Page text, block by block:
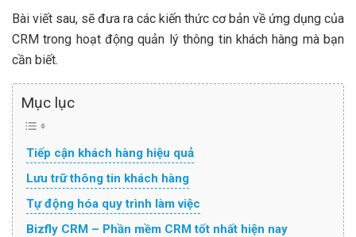
Bài viết sau, sẽ đưa ra các kiến thức cơ bản về ứng dụng của
CRM trong hoạt động quản lý thông tin khách hàng mà bạn
cần biết.
Mục lục
Tiếp cận khách hàng hiệu quả
Lưu trữ thông tin khách hàng
Tự động hóa quy trình làm việc
Bizfly CRM – Phần mềm CRM tốt nhất hiện nay